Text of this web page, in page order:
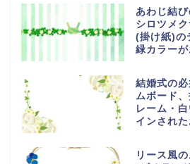
あわじ結
シロツメ
(掛け紙)の
緑カラー
結婚式の
ムボード
レーム・
インされ
リース風